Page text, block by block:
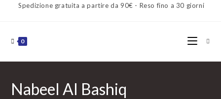
Spedizione gratuita a partire da 90€ - Reso fino a 30 giorni
0
Nabeel Al Bashiq